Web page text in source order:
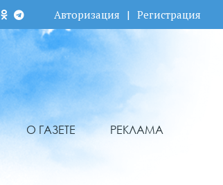
Авторизация | Регистрация
О ГАЗЕТЕ РЕКЛАМА